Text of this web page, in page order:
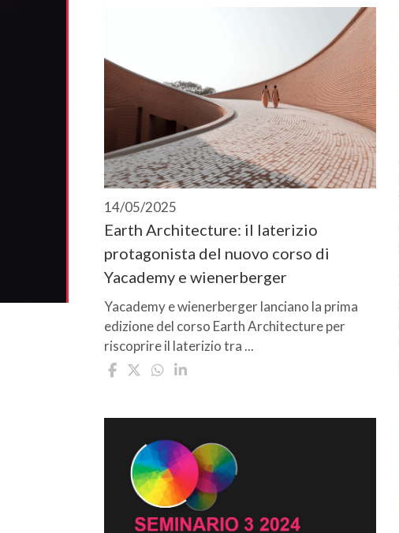
14/05/2025
Earth Architecture: il laterizio
protagonista del nuovo corso di
Yacademy e wienerberger
Yacademy e wienerberger lanciano la prima
edizione del corso Earth Architecture per
riscoprire il laterizio tra ...